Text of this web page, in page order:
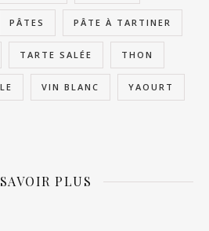
PÂTES PÂTE À TARTINER
TARTE SALÉE THON
VIN BLANC YAOURT
PLUS